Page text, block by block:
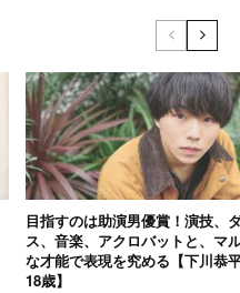
目指すのは助演男優賞！演技、
ス、音楽、アクロバットと、マ
な才能で表現を究める【下川恭
18歳】